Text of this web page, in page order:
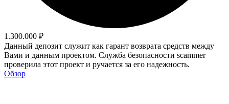
1.300.000 ₽
Данный депозит служит как гарант возврата средств между
Вами и данным проектом. Служба безопасности scammer
проверила этот проект и ручается за его надежность.
Обзор